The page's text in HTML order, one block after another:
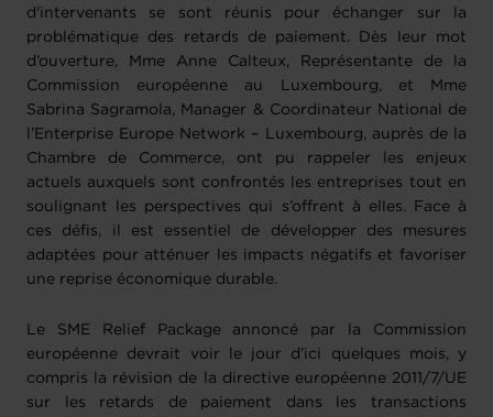
d'intervenants se sont réunis pour échanger sur la
problématique des retards de paiement. Dès leur mot
d’ouverture, Mme Anne Calteux, Représentante de la
Commission européenne au Luxembourg, et Mme
Sabrina Sagramola, Manager & Coordinateur National de
l’Enterprise Europe Network – Luxembourg, auprès de la
Chambre de Commerce, ont pu rappeler les enjeux
actuels auxquels sont confrontés les entreprises tout en
soulignant les perspectives qui s’offrent à elles. Face à
ces défis, il est essentiel de développer des mesures
adaptées pour atténuer les impacts négatifs et favoriser
une reprise économique durable.
Le SME Relief Package annoncé par la Commission
européenne devrait voir le jour
d’ici quelques mois, y
compris
la révision de la directive européenne 2011/7/UE
sur les retards de paiement dans les transactions